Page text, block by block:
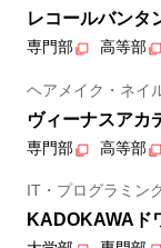
レコールバンタ
専門部 高等部
ヘアメイク・ネイ
ヴィーナスアカ
専門部 高等部
IT・プログラミン
KADOKAWAド